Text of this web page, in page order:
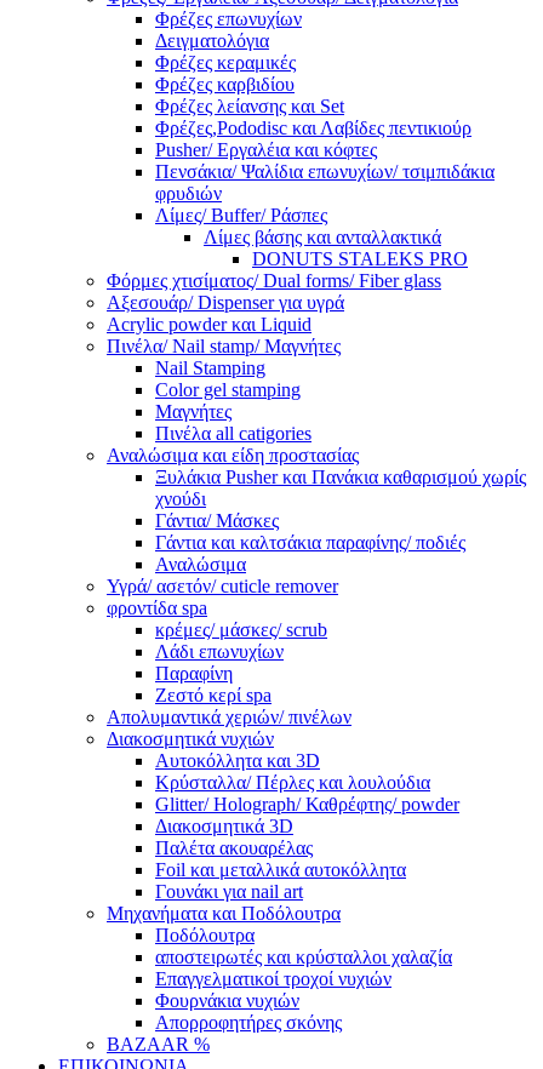
Φρέζες επωνυχίων
Δειγματολόγια
Φρέζες κεραμικές
Φρέζες καρβιδίου
Φρέζες λείανσης και Set
Φρέζες,Pododisc και Λαβίδες πεντικιούρ
Pusher/ Εργαλέια και κόφτες
Πενσάκια/ Ψαλίδια επωνυχίων/ τσιμπιδάκια
φρυδιών
Λίμες/ Buffer/ Ράσπες
Λίμες βάσης και ανταλλακτικά
DONUTS STALEKS PRO
Φόρμες χτισίματος/ Dual forms/ Fiber glass
Αξεσουάρ/ Dispenser για υγρά
Acrylic powder και Liquid
Πινέλα/ Nail stamp/ Μαγνήτες
Nail Stamping
Color gel stamping
Μαγνήτες
Πινέλα all catigories
Αναλώσιμα και είδη προστασίας
Ξυλάκια Pusher και Πανάκια καθαρισμού χωρίς
χνούδι
Γάντια/ Μάσκες
Γάντια και καλτσάκια παραφίνης/ ποδιές
Αναλώσιμα
Υγρά/ ασετόν/ cuticle remover
φροντίδα spa
κρέμες/ μάσκες/ scrub
Λάδι επωνυχίων
Παραφίνη
Ζεστό κερί spa
Απολυμαντικά χεριών/ πινέλων
Διακοσμητικά νυχιών
Αυτοκόλλητα και 3D
Κρύσταλλα/ Πέρλες και λουλούδια
Glitter/ Holograph/ Καθρέφτης/ powder
Διακοσμητικά 3D
Παλέτα ακουαρέλας
Foil και μεταλλικά αυτοκόλλητα
Γουνάκι για nail art
Μηχανήματα και Ποδόλουτρα
Ποδόλουτρα
αποστειρωτές και κρύσταλλοι χαλαζία
Επαγγελματικοί τροχοί νυχιών
Φουρνάκια νυχιών
Απορροφητήρες σκόνης
BAZAAR %